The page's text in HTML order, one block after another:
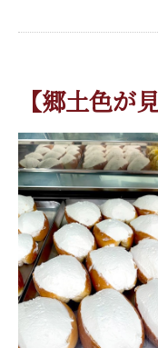
【郷土色が